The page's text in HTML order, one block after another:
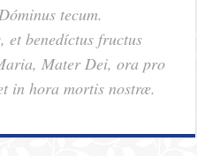
tecum.
et benedíctus fructus
Mater Dei, ora pro
in hora mortis nostræ.